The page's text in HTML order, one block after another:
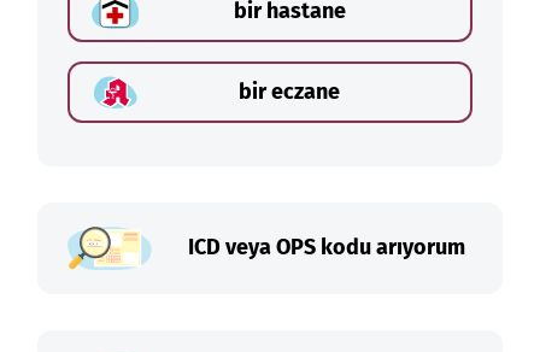
bir hastane
bir eczane
ICD veya OPS kodu arıyorum